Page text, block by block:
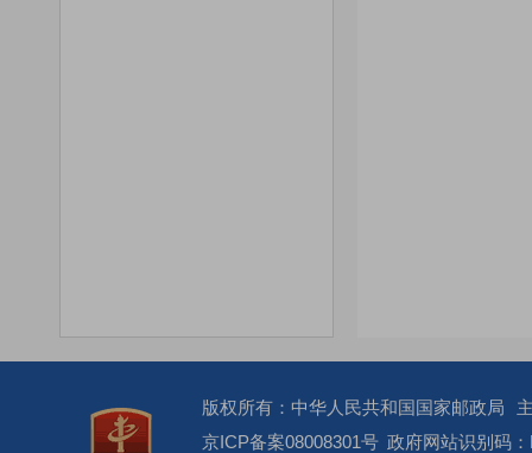
版权所有：中华人民共和国国家邮政局
京ICP备案08008301号 政府网站识别码